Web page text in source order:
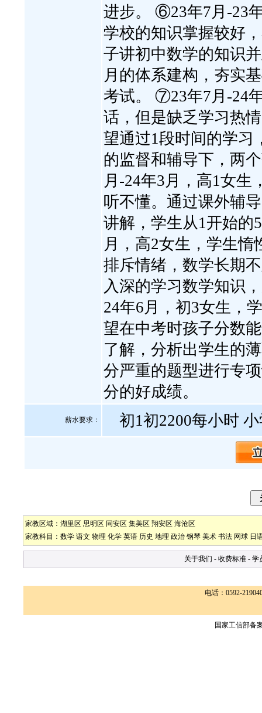
进步。 ⑥23年7月-23
学校的知识掌握较好
子讲初中数学的知识
月的体系建构，夯实
考试。 ⑦23年7月-24
话，但是缺乏学习热
望通过1段时间的学习
的监督和辅导下，两
月-24年3月，高1女生
听不懂。通过课外辅
讲解，学生从1开始的
月，高2女生，学生
排斥情绪，数学长期
入深的学习数学知识
24年6月，初3女生，
望在中考时孩子分数
了解，分析出学生的
分严重的题型进行专
分的好成绩。
薪水要求： 初1初2200每小时
家教区域： 湖里区 思明区 同安区 集美区 翔安区 海沧区
家教科目： 数学 语文 物理 化学 英语 历史 地理 政治 钢琴 美术 书法 网球 日
关于我们 - 收费标准 - 学
电话：0592-
国家工信部备